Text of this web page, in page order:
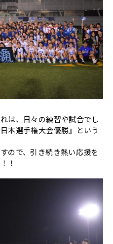
は、日々の練習や試合でし
本選手権大会優勝』という
ので、引き続き熱い応援を
！